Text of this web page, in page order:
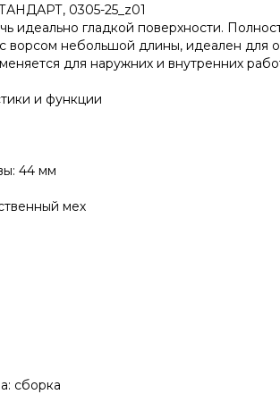
0305-25_z01
идеально гладкой поверхности.
ворсом небольшой длины, идеален для
для наружних и внутренних
и функции
44 мм
мех
сборка